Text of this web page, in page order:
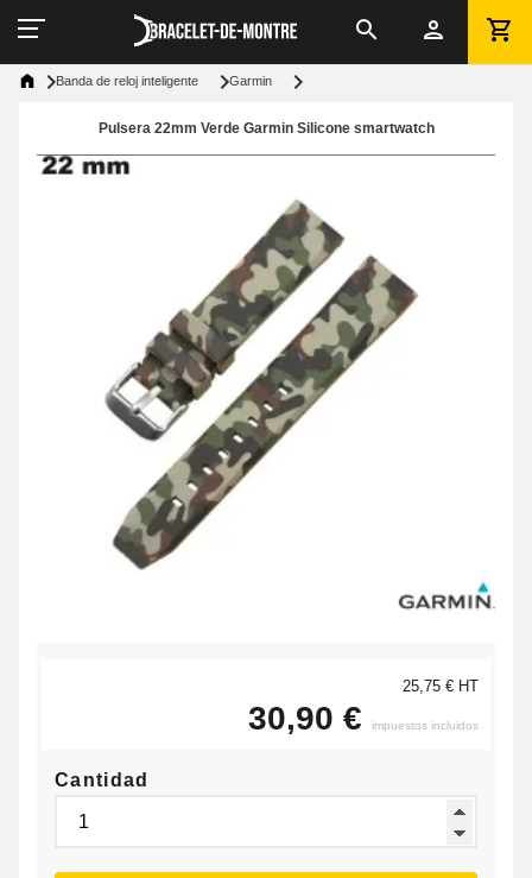
Banda de reloj inteligente Garmin
Pulsera 22mm Verde Garmin Silicone smartwatch
25,75 € HT
30,90 € impuestos incluidos
Cantidad